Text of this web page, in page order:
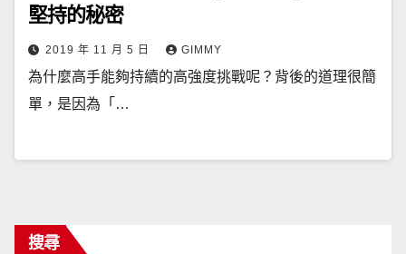
堅持的秘密
2019 年 11 月 5 日 GIMMY
為什麼高手能夠持續的高強度挑戰呢？背後的道理很簡
單，是因為「…
搜尋